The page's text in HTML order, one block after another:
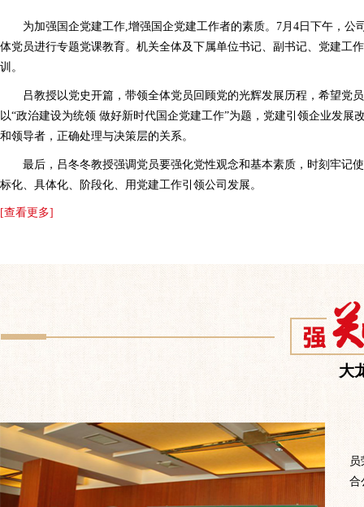
为加强国企党建工作,增强国企党建工作者的素质。7月4日下午，公
体党员进行专题党课教育。机关全体及下属单位书记、副书记、党建工
训。
吕教授以党史开篇，带领全体党员回顾党的光辉发展历程，希望党
以“政治建设为统领 做好新时代国企党建工作”为题，党建引领企业发展
和领导者，正确处理与决策层的关系。
最后，吕冬冬教授强调党员要强化党性观念和基本素质，时刻牢记
标化、具体化、阶段化、用党建工作引领公司发展。
[查看更多]
大
合